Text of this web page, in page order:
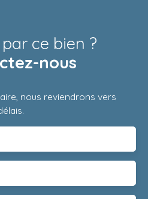
ce bien ?
nous
nous reviendrons vers